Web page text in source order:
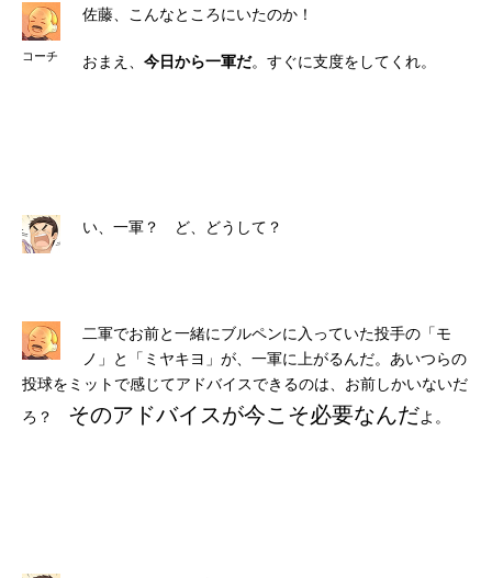
コーチ
佐藤、こんなところにいたのか！
おまえ、 今日から一軍だ。すぐに支度をしてくれ。
い、一軍？ ど、どうして？
二軍でお前と一緒にブルペンに入っていた投手の「モ
ノ」と「ミヤキヨ」が、一軍に上がるんだ。あいつらの
投球をミットで感じてアドバイスできるのは、お前しかいないだ
ろ？ そのアドバイスが今こそ必要なんだよ。